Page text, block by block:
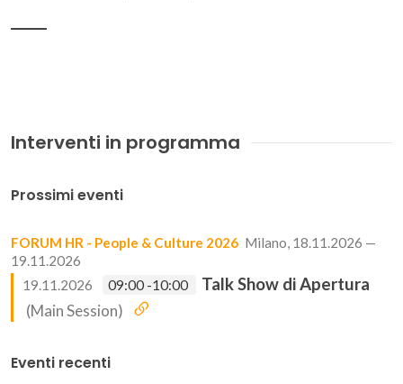
Interventi in programma
Prossimi eventi
FORUM HR - People & Culture 2026 Milano, 18.11.2026 —
19.11.2026
19.11.2026
09:00 -10:00 Talk Show di Apertura
(Main Session)
Eventi recenti